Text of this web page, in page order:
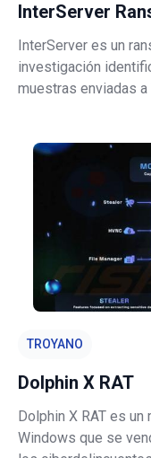
InterServer
InterServer es un
investigación
muestras enviadas a
HTML denominada
TROYANO
Dolphin X RAT
Dolphin X RAT es
Windows que se